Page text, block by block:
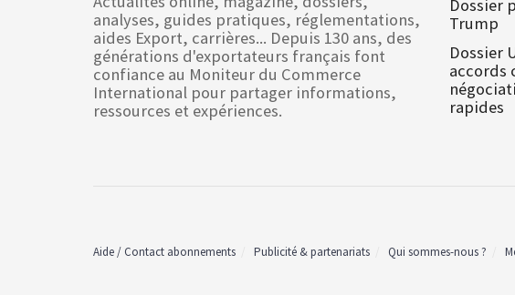
analyses, guides pratiques, réglementations,
aides Export, carrières... Depuis 130 ans, des
générations d'exportateurs français font
confiance au Moniteur du Commerce
International pour partager informations,
ressources et expériences.
Dossier
Trump
Dossier
accords
rapides
Aide / Contact abonnements Publicité & partenariats Qui sommes-nous ?